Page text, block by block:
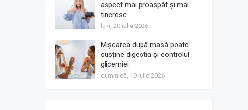
aspect mai proaspăt și mai
tineresc
luni, 20 iulie 2026
Mișcarea după masă poate
susține digestia și controlul
glicemiei
duminică, 19 iulie 2026